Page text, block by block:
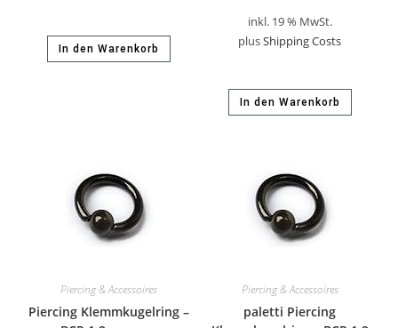
In den Warenkorb
inkl. 19 % MwSt.
plusShipping Costs
In den Warenkorb
Piercing & Accessoires
Piercing Klemmkugelring –
Piercing & Accessoires
paletti Piercing